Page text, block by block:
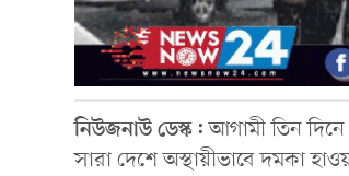
নিউজনাউ ডেস্ক:আগামী তিন
সারা দেশে অস্থায়ীভাবে দমকা